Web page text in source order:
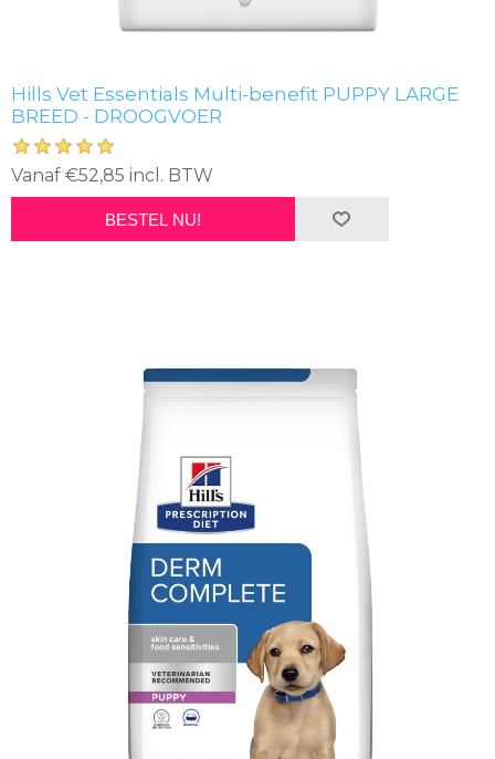
Hills Vet Essentials Multi-benefit PUPPY LARGE
BREED - DROOGVOER
Vanaf €52,85 incl. BTW
BESTEL NU!